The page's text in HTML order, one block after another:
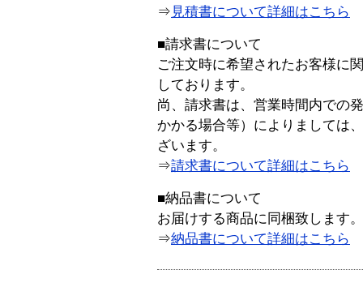
⇒ 見積書について詳細はこちら
■請求書について
ご注文時に希望されたお客様に
しております。
尚、請求書は、営業時間内での
かかる場合等）によりましては
ざいます。
⇒請求書について詳細はこちら
■納品書について
お届けする商品に同梱致します。
⇒納品書について詳細はこちら